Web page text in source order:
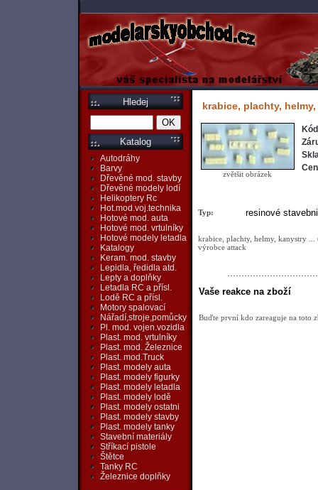
Hledej
Katalog
Autodráhy
Barvy
Dřevěné mod. stavby
Dřevěné modely lodí
Helikoptery Rc
Hot.mod.voj.technika
Hotové mod. auta
Hotové mod. vrtulníky
Hotové modely letadla
Katalogy
Keram. mod. stavby
Lepidla, ředidla atd.
Lepty a doplňky
Letadla RC a přísl.
Lodě RC a přísl.
Motory spalovací
Nářadí,stroje,pomůcky
Pl. mod. vojen.vozidla
Plast. mod. vrtulníky
Plast. mod. Železnice
Plast. mod.Truck
Plast. modely auta
Plast. modely figurky
Plast. modely letadla
Plast. modely lodě
Plast. modely ostatni
Plast. modely stavby
Plast. modely tanky
Stavební materiály
Stříkací pistole
Štětce
Tanky RC
Železnice doplňky
krabice, plachty,
zvětšit obrázek
Typ: resinové
krabice, plachty, helmy, kanystry ...
výrobce attack
Vaše reakce na zboží
Buďte první kdo zareaguje na toto